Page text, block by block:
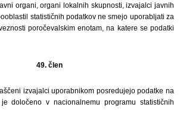
organi, organi lokalnih skupnosti, izvajalci javnih
statističnih podatkov ne smejo uporabljati za
poročevalskim enotam, na katere se podatki
49. člen
izvajalci uporabnikom posredujejo podatke na
določeno v nacionalnemu programu statističnih